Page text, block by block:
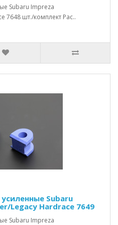
Subaru Impreza
7648 шт./комплект Рас..
Subaru
Legacy Hardrace 7649
Subaru Impreza